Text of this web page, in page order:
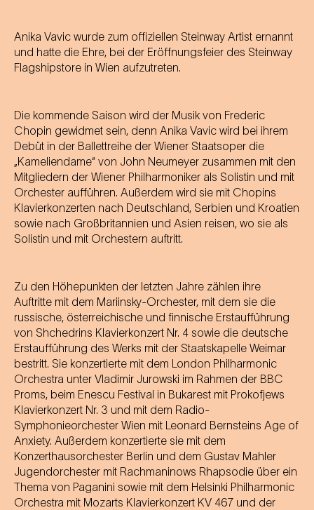
Anika Vavic wurde zum offiziellen Steinway Artist ernannt
und hatte die Ehre, bei der Eröffnungsfeier des Steinway
Flagshipstore in Wien aufzutreten.
Die kommende Saison wird der Musik von Frederic
Chopin gewidmet sein, denn Anika Vavic wird bei ihrem
Debüt in der Ballettreihe der Wiener Staatsoper die
„Kameliendame“ von John Neumeyer zusammen mit den
Mitgliedern der Wiener Philharmoniker als Solistin und mit
Orchester aufführen. Außerdem wird sie mit Chopins
Klavierkonzerten nach Deutschland, Serbien und Kroatien
sowie nach Großbritannien und Asien reisen, wo sie als
Solistin und mit Orchestern auftritt.
Zu den Höhepunkten der letzten Jahre zählen ihre
Auftritte mit dem Mariinsky-Orchester, mit dem sie die
russische, österreichische und finnische Erstaufführung
von Shchedrins Klavierkonzert Nr. 4 sowie die deutsche
Erstaufführung des Werks mit der Staatskapelle Weimar
bestritt. Sie konzertierte mit dem London Philharmonic
Orchestra unter Vladimir Jurowski im Rahmen der BBC
Proms, beim Enescu Festival in Bukarest mit Prokofjews
Klavierkonzert Nr. 3 und mit dem Radio-
Symphonieorchester Wien mit Leonard Bernsteins Age of
Anxiety. Außerdem konzertierte sie mit dem
Konzerthausorchester Berlin und dem Gustav Mahler
Jugendorchester mit Rachmaninows Rhapsodie über ein
Thema von Paganini sowie mit dem Helsinki Philharmonic
Orchestra mit Mozarts Klavierkonzert KV 467 und der